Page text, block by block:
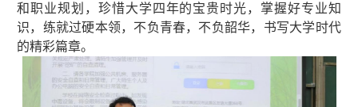
和职业规划，珍惜大学四年的宝贵时光，掌握好专业知
识，练就过硬本领，不负青春，不负韶华，书写大学时代
的精彩篇章。